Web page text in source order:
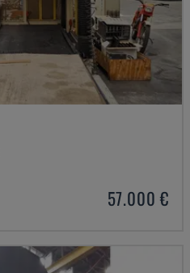
57.000 €